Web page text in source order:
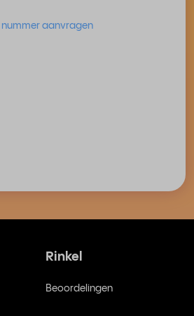
aanvragen
Rinkel
Beoordelingen